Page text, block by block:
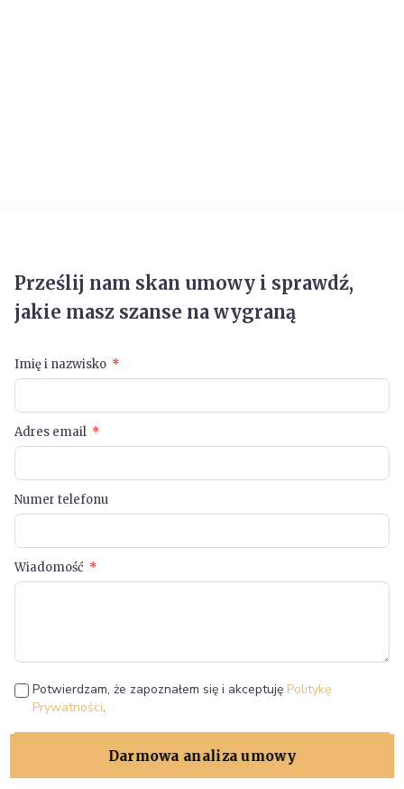
Darmowa analiza umowy
Prześlij nam skan umowy i sprawdź,
jakie masz szanse na wygraną
Imię i nazwisko
Adres email
Numer telefonu
Wiadomość
Potwierdzam, że zapoznałem się i akceptuję Politykę
Prywatności.
Wyślij